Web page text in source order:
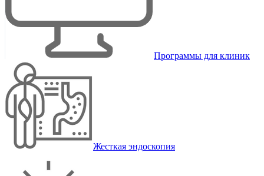
Программы для клиник
Жесткая эндоскопия